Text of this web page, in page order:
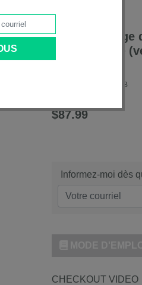
- Boîte brune (vente en ligne)
Nouveau siège
- Boîte brune
MF12CWTEB
$87.99
Informez-moi dès
CHECKOUT VIDEO